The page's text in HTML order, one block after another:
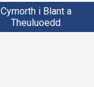
Cymorth i Blant a
Theuluoedd